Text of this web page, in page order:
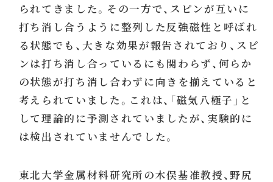
られてきました。その一方で、スピンが互いに
打ち消し合うように整列した反強磁性と呼ばれ
る状態でも、大きな効果が報告されており、スピ
ンは打ち消し合っているにも関わらず、何らか
の状態が打ち消し合わずに向きを揃えていると
考えられていました。これは、「磁気八極子」と
して理論的に予測されていましたが、実験的に
は検出されていませんでした。
東北大学金属材料研究所の木俣基准教授、野尻